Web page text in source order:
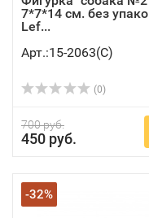
7*7*14 см. без
Lef...
Арт.:15-2063(C)
(0)
700 руб.
450 руб.
-32%